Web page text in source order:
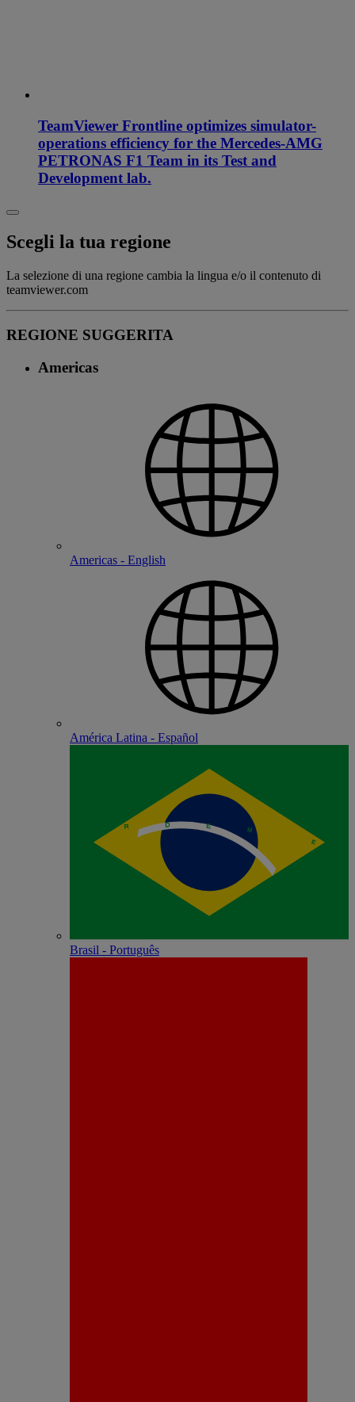
TeamViewer Frontline optimizes simulator-
operations efficiency for the Mercedes-AMG
PETRONAS F1 Team in its Test and
Development lab.
Scegli la tua regione
La selezione di una regione cambia la lingua e/o il contenuto di
teamviewer.com
REGIONE SUGGERITA
Americas
Americas - English
América Latina - Español
Brasil - Português